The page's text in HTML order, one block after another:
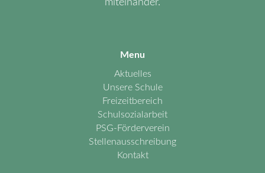
miteinander.
Menu
Aktuelles
Unsere Schule
Freizeitbereich
Schulsozialarbeit
PSG-Förderverein
Stellenausschreibung
Kontakt